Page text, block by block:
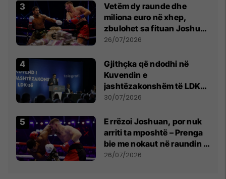
Vetëm dy raunde dhe
miliona euro në xhep,
zbulohet sa fituan Joshua
e Prenga
26/07/2026
Gjithçka që ndodhi në
Kuvendin e
jashtëzakonshëm të LDK-
së
30/07/2026
E rrëzoi Joshuan, por nuk
arriti ta mposhtë – Prenga
bie me nokaut në raundin e
dytë
26/07/2026